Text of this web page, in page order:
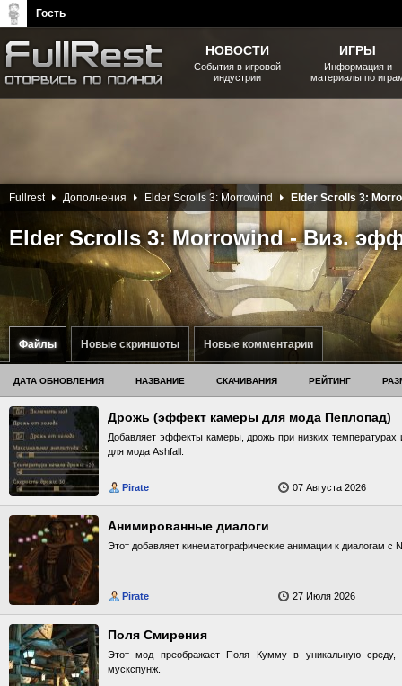
Файлы Новые скриншоты Новые комментарии
Elder Scrolls 3: Morrowind - Виз.
Fullrest Дополнения Elder Scrolls 3: Morrowind Elder Scrolls 3:
ДАТА ОБНОВЛЕНИЯ НАЗВАНИЕ СКАЧИВАНИЯ РЕЙТИНГ
Дрожь (эффект камеры для мода Пеплопад)
Добавляет эффекты камеры, дрожь при низких температурах
для мода Ashfall.
Pirate 07 Августа 2026
Анимированные диалоги
Этот добавляет кинематографические анимации к диалогам с
Pirate 27 Июля 2026
Поля Смирения
Этот мод преображает Поля Кумму в уникальную среду,
мускспунж.
НОВОСТИ
События в игровой
индустрии
ИГРЫ
Информация и
материалы по
Гость